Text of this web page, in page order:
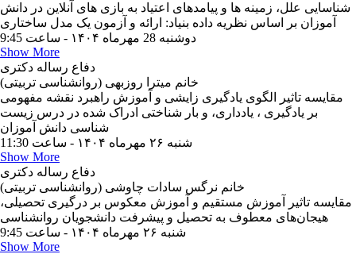
شناسایی علل، زمینه ها و پیامدهای اعتیاد به بازی های آنلاین در دانش
آموزان بر اساس نظریه داده بنیاد: ارائه و آزمون یک مدل ساختاری
دوشنبه 28 مهرماه ۱۴۰۴ - ساعت 9:45
Show More
دفاع رساله دکتری
خانم میترا روزبهی (روانشناسی تربیتی)
مقایسه تاثیر الگوی یادگیری زایشی و آموزش راهبرد نقشه مفهومی
بر یادگیری ، یادداری، و بار شناختی ادراک شده در درس زیست
شناسی دانش آموزان
شنبه ۲۶ مهرماه ۱۴۰۴ - ساعت 11:30
Show More
دفاع رساله دکتری
خانم نرگس سادات چاوشی (روانشناسی تربیتی)
مقایسه تاثیر آموزش مستقیم و آموزش معکوس بر درگیری تحصیلی،
هیجان‌های معطوف به تحصیل و پیشرفت دانشجویان روانشناسی
شنبه ۲۶ مهرماه ۱۴۰۴ - ساعت 9:45
Show More